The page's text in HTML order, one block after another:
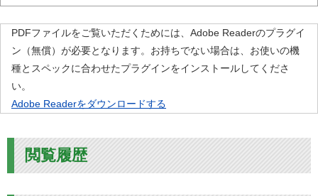
PDFファイルをご覧いただくためには、Adobe Readerのプラグイ
ン（無償）が必要となります。お持ちでない場合は、お使いの機
種とスペックに合わせたプラグインをインストールしてくださ
い。
Adobe Readerをダウンロードする
閲覧履歴